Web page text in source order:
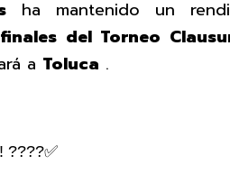
ha mantenido un
del Torneo
a Toluca .
????✅